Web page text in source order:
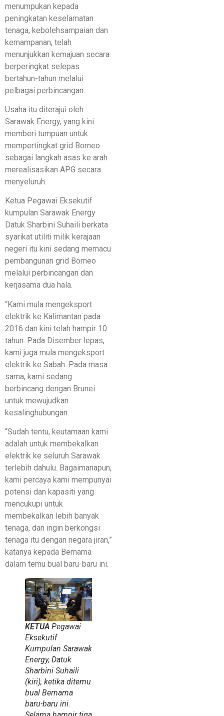
menumpukan kepada
peningkatan keselamatan
tenaga, kebolehsampaian dan
kemampanan, telah
menunjukkan kemajuan secara
berperingkat selepas
bertahun-tahun melalui
pelbagai perbincangan.
Usaha itu diterajui oleh
Sarawak Energy, yang kini
memberi tumpuan untuk
mempertingkat grid Borneo
sebagai langkah asas ke arah
merealisasikan APG secara
menyeluruh.
Ketua Pegawai Eksekutif
kumpulan Sarawak Energy
Datuk Sharbini Suhaili berkata
syarikat utiliti milik kerajaan
negeri itu kini sedang memacu
pembangunan grid Borneo
melalui perbincangan dan
kerjasama dua hala.
“Kami mula mengeksport
elektrik ke Kalimantan pada
2016 dan kini telah hampir 10
tahun. Pada Disember lepas,
kami juga mula mengeksport
elektrik ke Sabah. Pada masa
sama, kami sedang
berbincang dengan Brunei
untuk mewujudkan
kesalinghubungan.
“Sudah tentu, keutamaan kami
adalah untuk membekalkan
elektrik ke seluruh Sarawak
terlebih dahulu. Bagaimanapun,
kami percaya kami mempunyai
potensi dan kapasiti yang
mencukupi untuk
membekalkan lebih banyak
tenaga, dan ingin berkongsi
tenaga itu dengan negara jiran,”
katanya kepada Bernama
dalam temu bual baru-baru ini.
KETUA Pegawai
Eksekutif
Kumpulan Sarawak
Energy, Datuk
Sharbini Suhaili
(kiri), ketika ditemu
bual Bernama
baru-baru ini.